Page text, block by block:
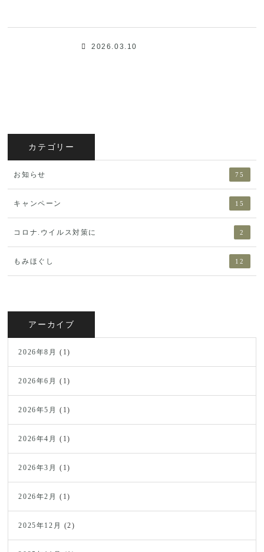
2026.03.10
カテゴリー
お知らせ 75
キャンペーン 15
コロナ.ウイルス対策に 2
もみほぐし 12
アーカイブ
2026年8月 (1)
2026年6月 (1)
2026年5月 (1)
2026年4月 (1)
2026年3月 (1)
2026年2月 (1)
2025年12月 (2)